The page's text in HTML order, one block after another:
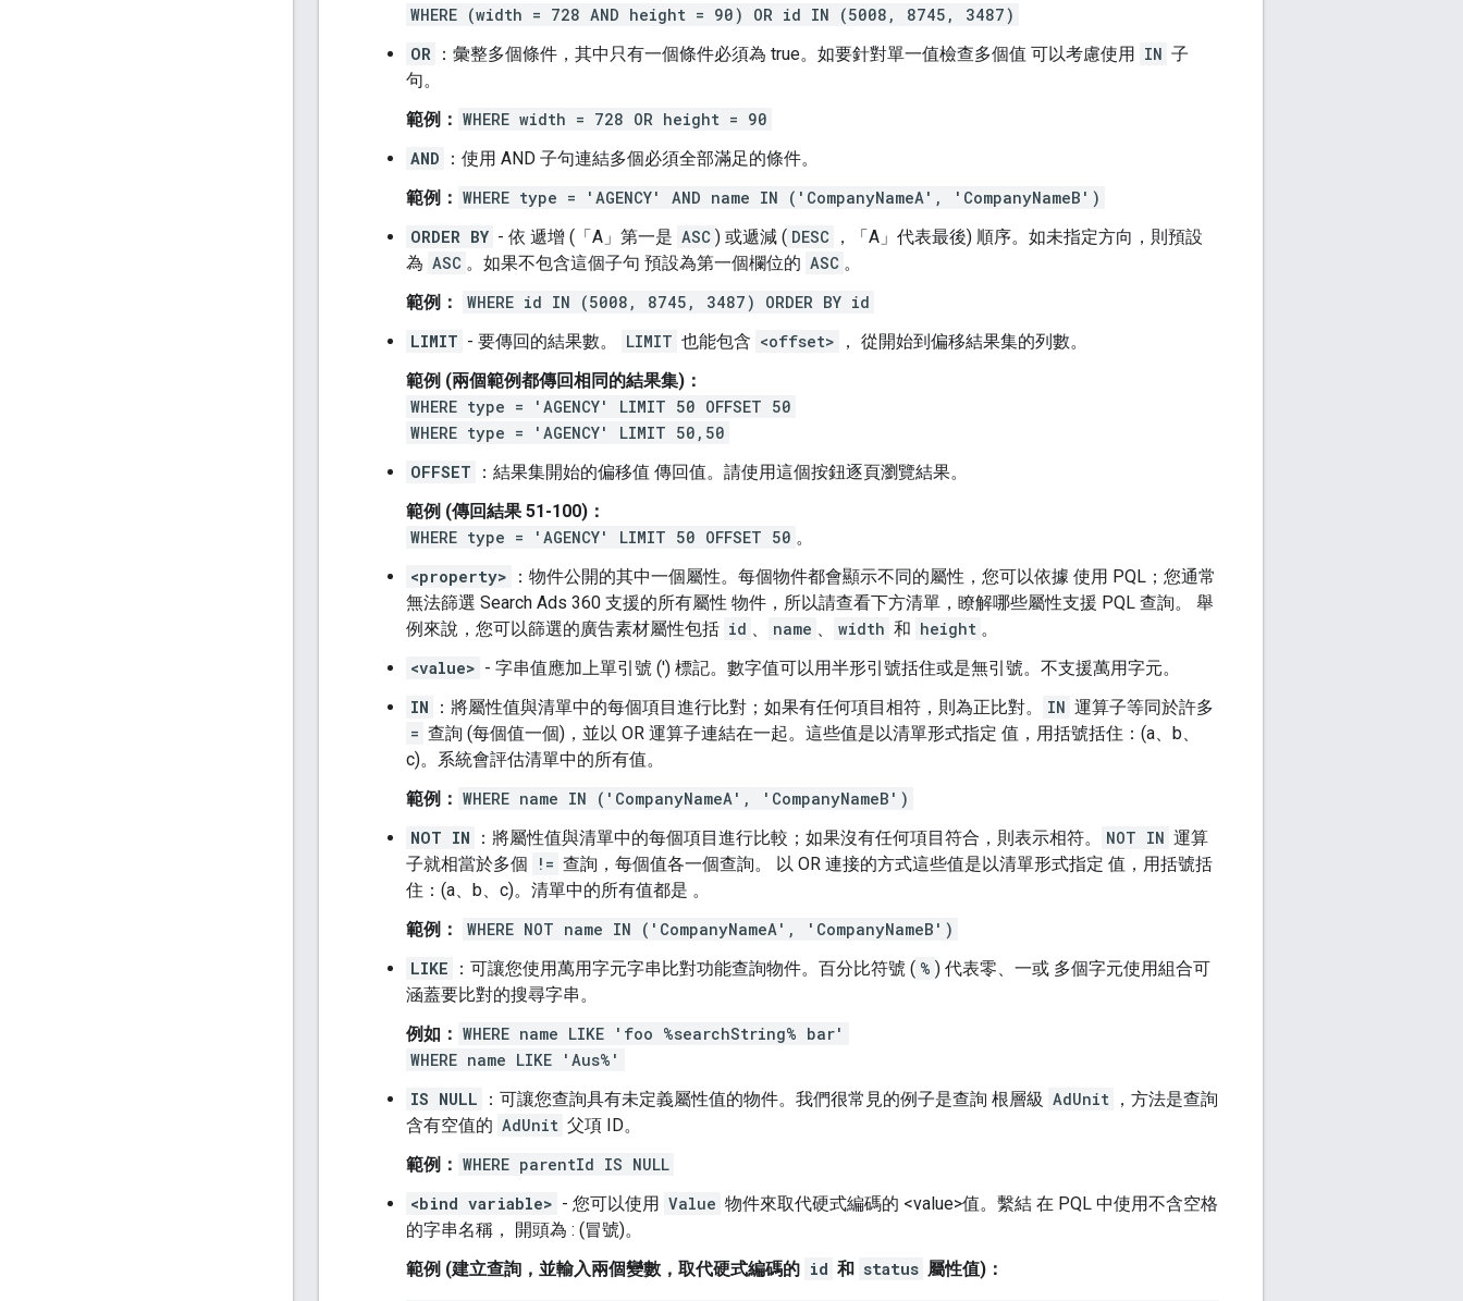
WHERE (width = 728 AND height = 90) OR id IN (5008, 8745, 3487)
OR ：彙整多個條件，其中只有一個條件必須為 true。如要針對單一值檢查多個值 可以考慮使用 IN 子
句。
範例： WHERE width = 728 OR height = 90
AND
：使用 AND 子句連結多個必須全部滿足的條件。
範例： WHERE type = 'AGENCY' AND name IN ('CompanyNameA', 'CompanyNameB')
ORDER BY - 依 遞增 (「A」第一是 ASC ) 或遞減 ( DESC
，「A」代表最後) 順序。如未指定方向，則預設
為 ASC 。如果不包含這個子句 預設為第一個欄位的 ASC 。
範例：
WHERE id IN (5008, 8745, 3487) ORDER BY id
LIMIT - 要傳回的結果數。 LIMIT 也能包含 <offset>
， 從開始到偏移結果集的列數。
範例 (兩個範例都傳回相同的結果集)：
WHERE type = 'AGENCY' LIMIT 50 OFFSET 50
WHERE type = 'AGENCY' LIMIT 50,50
OFFSET
：結果集開始的偏移值 傳回值。請使用這個按鈕逐頁瀏覽結果。
範例 (傳回結果 51-100)：
WHERE type = 'AGENCY' LIMIT 50 OFFSET 50 。
<property>
：物件公開的其中一個屬性。每個物件都會顯示不同的屬性，您可以依據 使用 PQL；您通常
無法篩選 Search Ads 360 支援的所有屬性 物件，所以請查看下方清單，瞭解哪些屬性支援 PQL 查詢。 舉
例來說，您可以篩選的廣告素材屬性包括 id 、 name 、 width 和 height 。
<value> - 字串值應加上單引號 (') 標記。數字值可以用半形引號括住或是無引號。不支援萬用字元。
IN
：將屬性值與清單中的每個項目進行比對；如果有任何項目相符，則為正比對。 IN 運算子等同於許多
= 查詢 (每個值一個)，並以 OR 運算子連結在一起。這些值是以清單形式指定 值，用括號括住：(a、b、
c)。系統會評估清單中的所有值。
範例： WHERE name IN ('CompanyNameA', 'CompanyNameB')
NOT IN
：將屬性值與清單中的每個項目進行比較；如果沒有任何項目符合，則表示相符。 NOT IN 運算
子就相當於多個
!= 查詢，每個值各一個查詢。 以 OR 連接的方式這些值是以清單形式指定 值，用括號括
住：(a、b、c)。清單中的所有值都是 。
範例：
WHERE NOT name IN ('CompanyNameA', 'CompanyNameB')
LIKE
：可讓您使用萬用字元字串比對功能查詢物件。百分比符號 ( % ) 代表零、一或 多個字元使用組合可
涵蓋要比對的搜尋字串。
例如： WHERE name LIKE 'foo %searchString% bar'
WHERE name LIKE 'Aus%'
IS NULL
：可讓您查詢具有未定義屬性值的物件。我們很常見的例子是查詢 根層級 AdUnit ，方法是查詢
含有空值的 AdUnit 父項 ID。
範例： WHERE parentId IS NULL
<bind variable> - 您可以使用 Value 物件來取代硬式編碼的 <value>值。繫結 在 PQL 中使用不含空格
的字串名稱， 開頭為 : (冒號)。
範例 (建立查詢，並輸入兩個變數，取代硬式編碼的 id 和 status 屬性值)：